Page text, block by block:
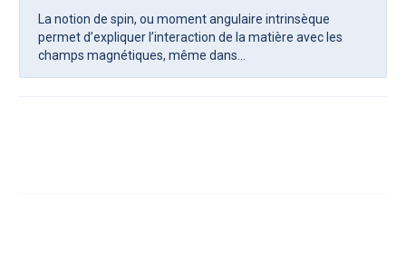
La notion de spin, ou moment angulaire intrinsèque
permet d’expliquer l’interaction de la matière avec les
champs magnétiques, même dans...